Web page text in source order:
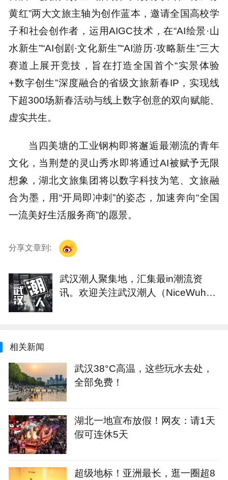
黄红”两大文旅主轴为创作蓝本，邀请全国高校学
子和社会创作者，运用AIGC技术，在“AI绘景·山
水新生”“AI创剧·文化新生”“AI游历·攻略新生”三大
赛道上展开竞技，旨在打造全国首个“实景体验
+数字创生”深度融合的省级文旅新春IP，实现线
下超300场新春活动与线上数字创意的双向赋能、
虚实共生。
当四美塘的工业钢构即将邂逅最潮流的青年
文化，当荆楚的灵山秀水即将通过AI被赋予无限
想象，湖北文旅集团将以数字科技为笔、文旅融
合为墨，用“开局即冲刺”的姿态，加速奔向“全国
一流美好生活服务商”的愿景。
分享文章到:
武汉潮人聚集地，汇集最in潮流资
讯。欢迎关注武汉潮人（NiceWuha
相关新闻
武汉38°C高温，这些玩水去处，
全部免费！
湖北一地宣布放假！网友：请1天
假可连休5天
超级地标！亚洲最长，逛一圈超8